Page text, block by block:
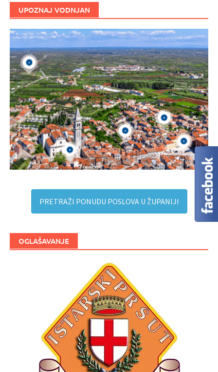
UPOZNAJ VODNJAN
PRETRAŽI PONUDU POSLOVA U ŽUPANIJI
OGLAŠAVANJE